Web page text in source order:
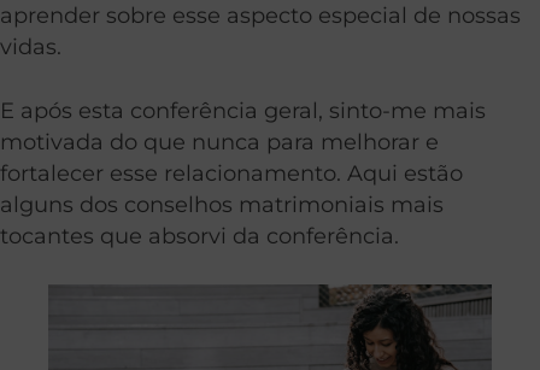
aprender sobre esse aspecto especial de nossas
vidas.
E após esta conferência geral, sinto-me mais
motivada do que nunca para melhorar e
fortalecer esse relacionamento. Aqui estão
alguns dos conselhos matrimoniais mais
tocantes que absorvi da conferência.